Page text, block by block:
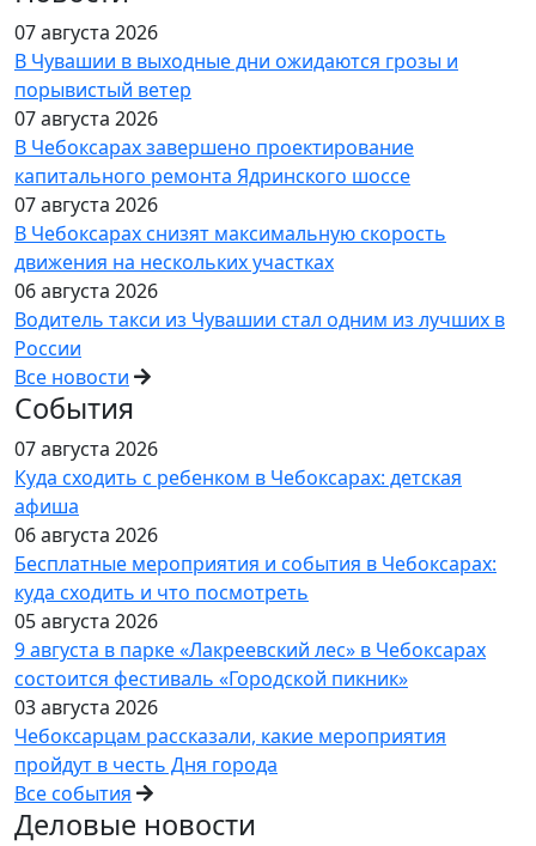
07 августа 2026
В Чувашии в выходные дни ожидаются грозы и
порывистый ветер
07 августа 2026
В Чебоксарах завершено проектирование
капитального ремонта Ядринского шоссе
07 августа 2026
В Чебоксарах снизят максимальную скорость
движения на нескольких участках
06 августа 2026
Водитель такси из Чувашии стал одним из лучших в
России
Все новости
События
07 августа 2026
Куда сходить с ребенком в Чебоксарах: детская
афиша
06 августа 2026
Бесплатные мероприятия и события в Чебоксарах:
куда сходить и что посмотреть
05 августа 2026
9 августа в парке «Лакреевский лес» в Чебоксарах
состоится фестиваль «Городской пикник»
03 августа 2026
Чебоксарцам рассказали, какие мероприятия
пройдут в честь Дня города
Все события
Деловые новости